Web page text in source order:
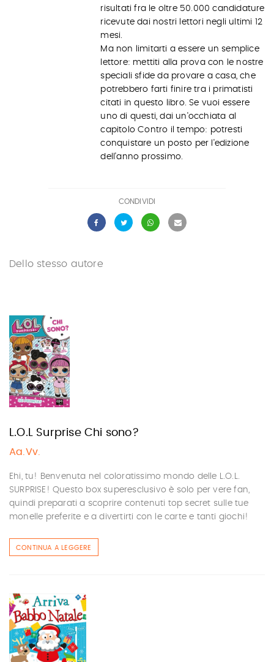
risultati fra le oltre 50.000 candidature
ricevute dai nostri lettori negli ultimi 12
mesi.
Ma non limitarti a essere un semplice
lettore: mettiti alla prova con le nostre
speciali sfide da provare a casa, che
potrebbero farti finire tra i primatisti
citati in questo libro. Se vuoi essere
uno di questi, dai un'occhiata al
capitolo Contro il tempo: potresti
conquistare un posto per l'edizione
dell'anno prossimo.
CONDIVIDI
Dello stesso autore
L.O.L Surprise Chi sono?
Aa.Vv.
Ehi, tu! Benvenuta nel coloratissimo mondo delle L.O.L.
SURPRISE! Questo box superesclusivo è solo per vere fan,
quindi preparati a scoprire contenuti top secret sulle tue
monelle preferite e a divertirti con le carte e tanti giochi!
CONTINUA A LEGGERE